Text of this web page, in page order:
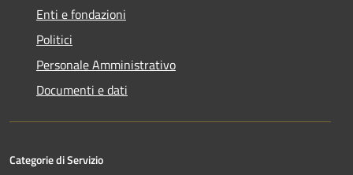
Enti e fondazioni
Politici
Personale Amministrativo
Documenti e dati
Categorie di Servizio